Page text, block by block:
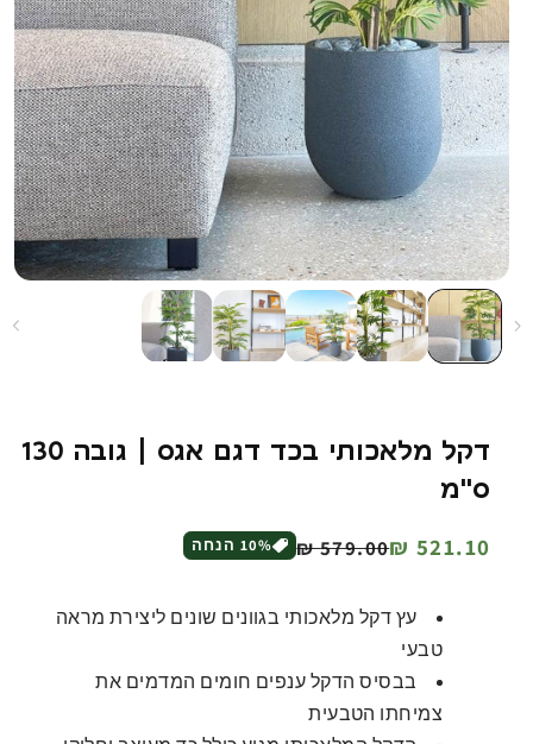
דקל מלאכותי בכד דגם אגס | גובה 130
ס"מ
מחיר
521.10 ₪
מחיר
579.00 ₪
10% הנחה
עץ דקל מלאכותי בגוונים שונים ליצירת מראה
טבעי
בבסיס הדקל ענפים חומים המדמים את
צמיחתו הטבעית